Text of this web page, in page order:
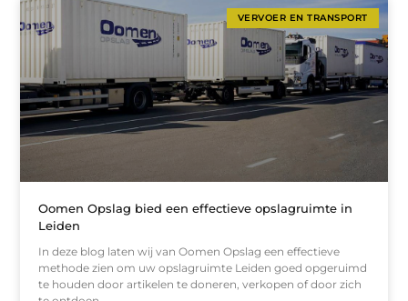
VERVOER EN TRANSPORT
Oomen Opslag bied een effectieve opslagruimte in
Leiden
In deze blog laten wij van Oomen Opslag een effectieve
methode zien om uw opslagruimte Leiden goed opgeruimd
te houden door artikelen te doneren, verkopen of door zich